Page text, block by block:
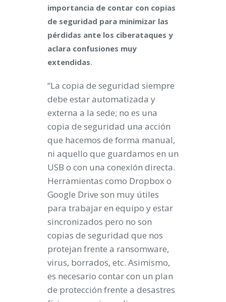
importancia de contar con copias
de seguridad para minimizar las
pérdidas ante los ciberataques y
aclara confusiones muy
extendidas.
“La copia de seguridad siempre
debe estar automatizada y
externa a la sede; no es una
copia de seguridad una acción
que hacemos de forma manual,
ni aquello que guardamos en un
USB o con una conexión directa.
Herramientas como Dropbox o
Google Drive son muy útiles
para trabajar en equipo y estar
sincronizados pero no son
copias de seguridad que nos
protejan frente a ransomware,
virus, borrados, etc. Asimismo,
es necesario contar con un plan
de protección frente a desastres